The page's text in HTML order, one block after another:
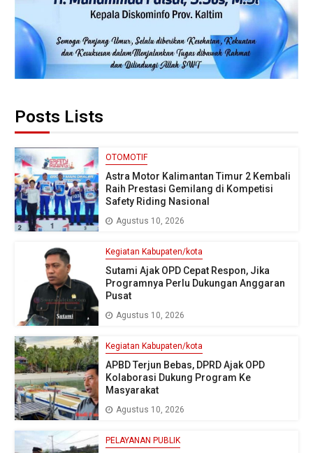
Posts Lists
OTOMOTIF
Astra Motor Kalimantan Timur 2 Kembali
Raih Prestasi Gemilang di Kompetisi
Safety Riding Nasional
Agustus 10, 2026
Kegiatan Kabupaten/kota
Sutami Ajak OPD Cepat Respon, Jika
Programnya Perlu Dukungan Anggaran
Pusat
Agustus 10, 2026
Kegiatan Kabupaten/kota
APBD Terjun Bebas, DPRD Ajak OPD
Kolaborasi Dukung Program Ke
Masyarakat
Agustus 10, 2026
PELAYANAN PUBLIK